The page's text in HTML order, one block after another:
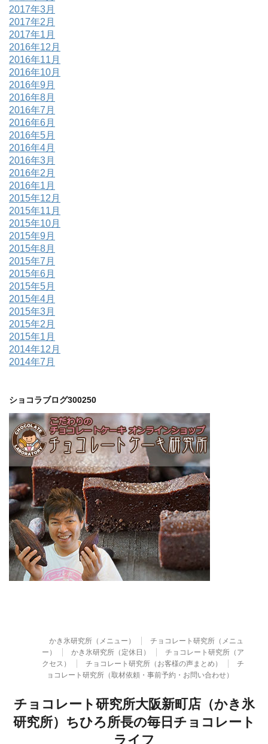
2017年3月
2017年2月
2017年1月
2016年12月
2016年11月
2016年10月
2016年9月
2016年8月
2016年7月
2016年6月
2016年5月
2016年4月
2016年3月
2016年2月
2016年1月
2015年12月
2015年11月
2015年10月
2015年9月
2015年8月
2015年7月
2015年6月
2015年5月
2015年4月
2015年3月
2015年2月
2015年1月
2014年12月
2014年7月
ショコラブログ300250
かき氷研究所（メニュー）
チョコレート研究所（メニュ
ー）
かき氷研究所（定休日）
チョコレート研究所（ア
クセス）
チョコレート研究所（お客様の声まとめ）
チ
ョコレート研究所（取材依頼・事前予約・お問い合わせ）
チョコレート研究所大阪新町店（かき氷
研究所）ちひろ所長の毎日チョコレート
ライフ